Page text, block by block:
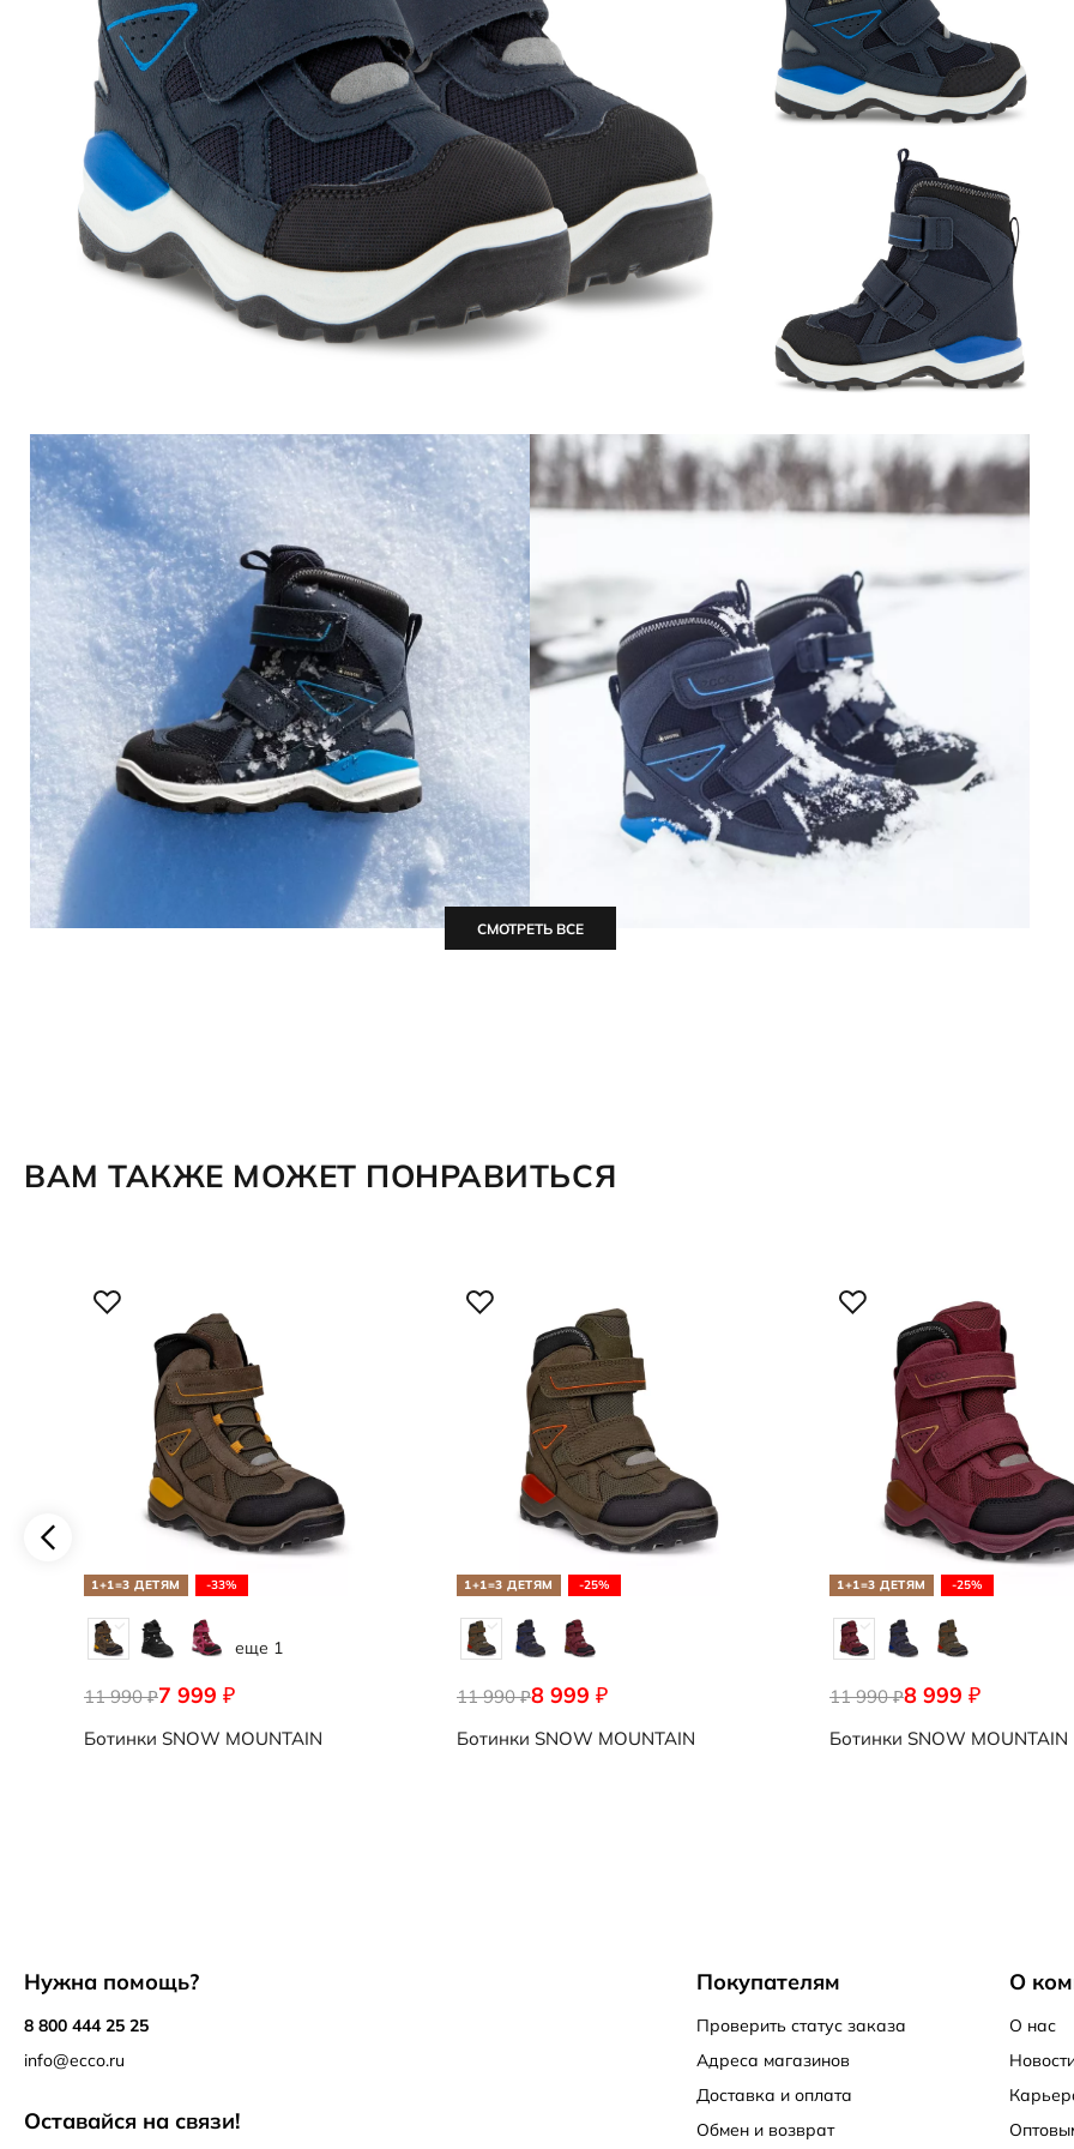
Обувь со скидками
СМОТРЕТЬ ВСЕ
ВАМ ТАКЖЕ МОЖЕТ ПОНРАВИТЬСЯ
1+1=3 ДЕТЯМ -33%
еще 1
7 999 ₽
11 990₽
Ботинки SNOW MOUNTAIN
1+1=3 ДЕТЯМ -25%
8 999 ₽
11 990₽
Ботинки SNOW MOUNTAIN
1+1=3 ДЕТЯМ -25%
8 999 ₽
11 990₽
Ботинки SNOW MOUNTAIN
Нужна помощь?
8 800 444 25 25
info@ecco.ru
Оставайся на связи!
О
О нас
Покупателям
Проверить статус заказа
Адреса магазинов
Доставка и оплата
Обмен и возврат